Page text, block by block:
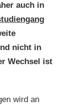
auch in
nicht in
Wechsel ist
wird an